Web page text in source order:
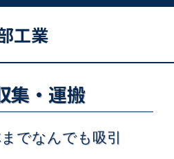
工業
集・運搬
でなんでも吸引